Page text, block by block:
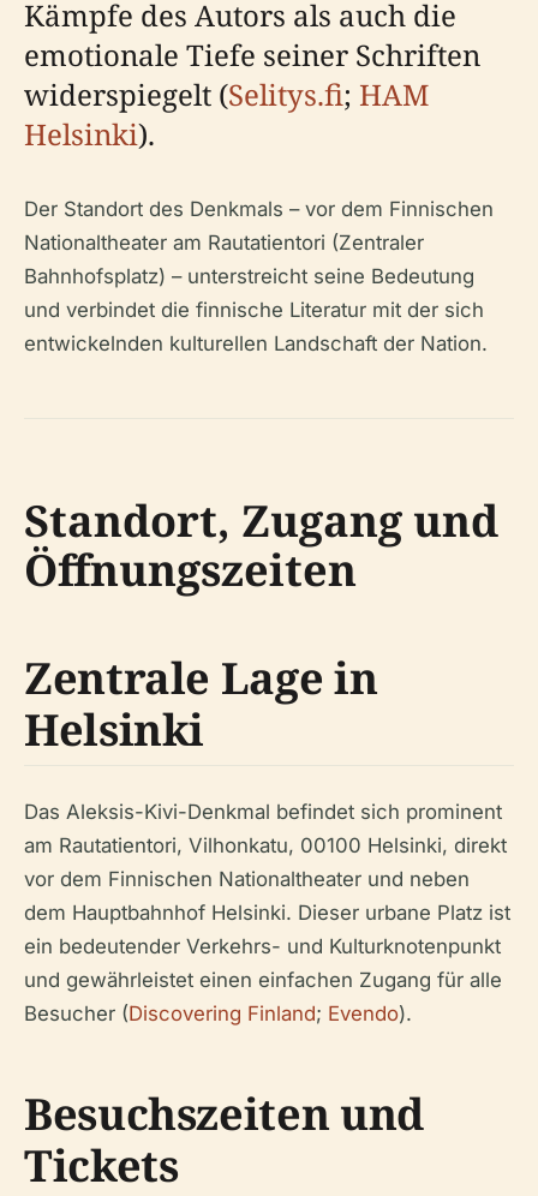
Kämpfe des Autors als auch die
emotionale Tiefe seiner Schriften
widerspiegelt (Selitys.fi; HAM
Helsinki).
Der Standort des Denkmals – vor dem Finnischen
Nationaltheater am Rautatientori (Zentraler
Bahnhofsplatz) – unterstreicht seine Bedeutung
und verbindet die finnische Literatur mit der sich
entwickelnden kulturellen Landschaft der Nation.
Standort, Zugang und
Öffnungszeiten
Zentrale Lage in
Helsinki
Das Aleksis-Kivi-Denkmal befindet sich prominent
am Rautatientori, Vilhonkatu, 00100 Helsinki, direkt
vor dem Finnischen Nationaltheater und neben
dem Hauptbahnhof Helsinki. Dieser urbane Platz ist
ein bedeutender Verkehrs- und Kulturknotenpunkt
und gewährleistet einen einfachen Zugang für alle
Besucher (Discovering Finland; Evendo).
Besuchszeiten und
Tickets